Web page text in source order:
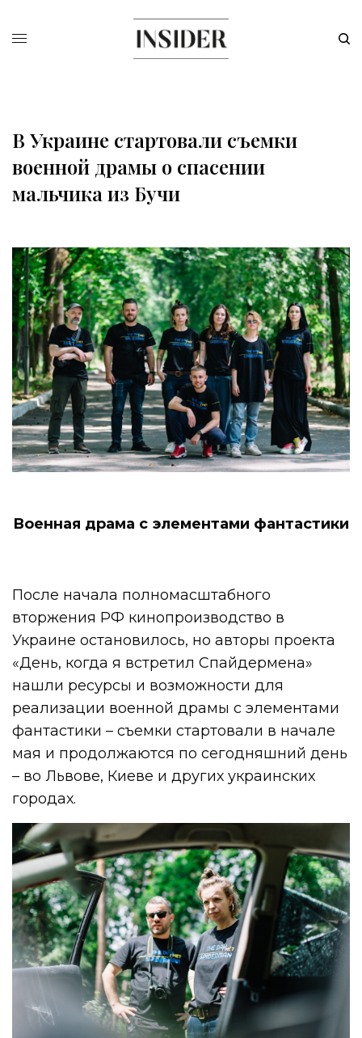
В Украине стартовали съемки
военной драмы о спасении
мальчика из Бучи
Военная драма с элементами фантастики
После начала полномасштабного
вторжения РФ кинопроизводство в
Украине остановилось, но авторы проекта
«День, когда я встретил Спайдермена»
нашли ресурсы и возможности для
реализации военной драмы с элементами
фантастики – съемки стартовали в начале
мая и продолжаются по сегодняшний день
– во Львове, Киеве и других украинских
городах.